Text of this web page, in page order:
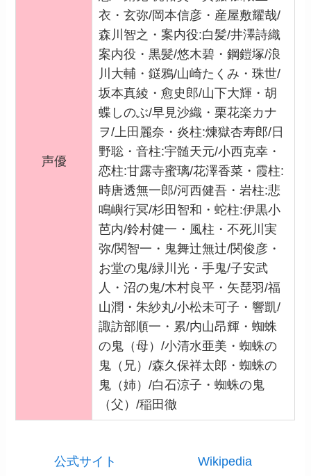
声優
衣・玄弥/岡本信彦・産屋敷耀哉/
森川智之・案内役:白髪/井澤詩織
案内役・黒髪/悠木碧・鋼鎧塚/浪
川大輔・鎹鴉/山崎たくみ・珠世/
坂本真綾・愈史郎/山下大輝・胡
蝶しのぶ/早見沙織・栗花楽カナ
ヲ/上田麗奈・炎柱:煉獄杏寿郎/日
野聡・音柱:宇髄天元/小西克幸・
恋柱:甘露寺蜜璃/花澤香菜・霞柱:
時唐透無一郎/河西健吾・岩柱:悲
鳴嶼行冥/杉田智和・蛇柱:伊黒小
芭内/鈴村健一・風柱・不死川実
弥/関智一・鬼舞辻無辻/関俊彦・
お堂の鬼/緑川光・手鬼/子安武
人・沼の鬼/木村良平・矢琵羽/福
山潤・朱紗丸/小松未可子・響凱/
諏訪部順一・累/内山昂輝・蜘蛛
の鬼（母）/小清水亜美・蜘蛛の
鬼（兄）/森久保祥太郎・蜘蛛の
鬼（姉）/白石涼子・蜘蛛の鬼
（父）/稲田徹
公式サイト Wikipedia